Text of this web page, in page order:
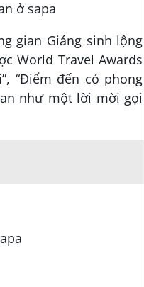
gian Giáng sinh lộng
World Travel Awards
“Điểm đến có phong
như một lời mời gọi